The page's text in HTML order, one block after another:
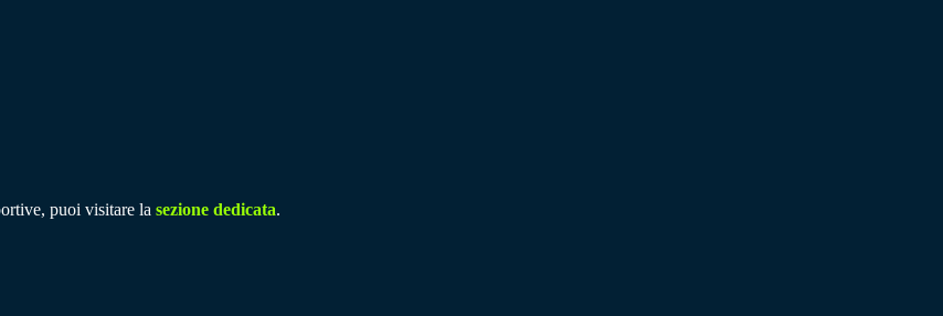
puoi visitare la sezione dedicata.